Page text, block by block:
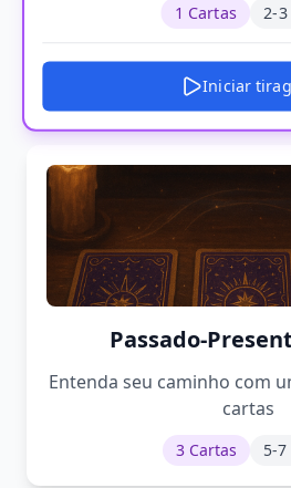
1 Cartas 2-
Iniciar
Passado-
Entenda seu caminho com
cartas
3 Cartas 5-